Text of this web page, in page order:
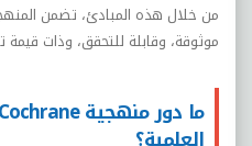
من خلال هذه المبادئ، تضمن
موثوقة، وقابلة للتحقق، وذات